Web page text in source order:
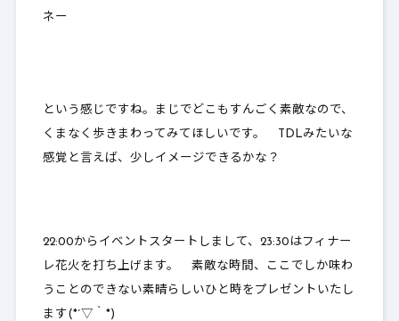
ネー
という感じですね。まじでどこもすんごく素敵なので、
くまなく歩きまわってみてほしいです。 TDLみたいな
感覚と言えば、少しイメージできるかな？
22:00からイベントスタートしまして、 23:30はフィナー
レ花火を打ち上げます。 素敵な時間、ここでしか味わ
うことのできない素晴らしいひと時をプレゼントいたし
ます(*´▽｀*)